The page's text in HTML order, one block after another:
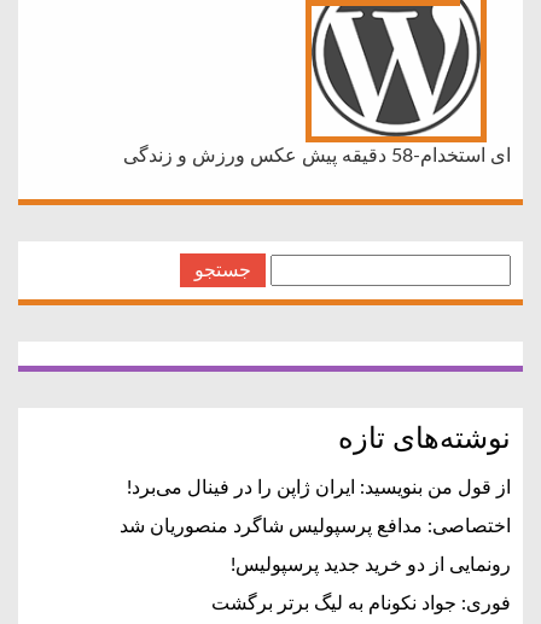
ای استخدام-58 دقیقه پیش عکس ورزش و زندگی
نوشته‌های تازه
از قول من بنویسید: ایران ژاپن را در فینال می‌برد!
اختصاصی: مدافع پرسپولیس شاگرد منصوریان شد
رونمایی از دو خرید جدید پرسپولیس!
فوری: جواد نکونام به لیگ برتر برگشت